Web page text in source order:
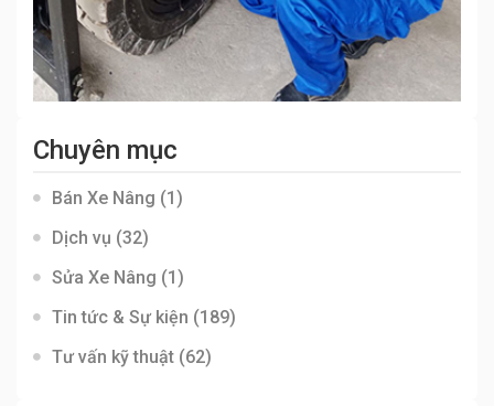
Chuyên mục
Bán Xe Nâng (1)
Dịch vụ (32)
Sửa Xe Nâng (1)
Tin tức & Sự kiện (189)
Tư vấn kỹ thuật (62)